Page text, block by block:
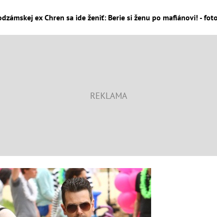
ex Chren sa ide ženiť: Berie si ženu po mafiánovi! -